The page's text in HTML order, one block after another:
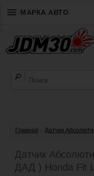
МАРКА АВТО
Главная Датчик
Датчик
ДАД ) Honda Fit